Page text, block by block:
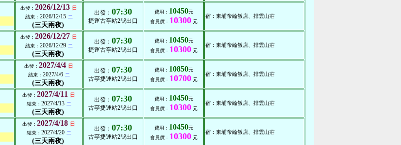
出發： 2026/12/13 日
結束： 2026/12/15 二
(三天兩夜)
出發： 07:30
捷運古亭站2號出口
費用： 10450元
會員價： 10300 元
宿：東埔帝綸飯店、排雲山莊
出發： 2026/12/27 日
結束： 2026/12/29 二
(三天兩夜)
出發： 07:30
捷運古亭站2號出口
費用： 10450元
會員價： 10300 元
宿：東埔帝綸飯店、排雲山莊
出發： 2027/4/4 日
結束： 2027/4/6 二
(三天兩夜)
出發： 07:30
古亭捷運站2號出口
費用： 10850元
會員價： 10700 元
宿：東埔帝綸飯店、排雲山莊
出發： 2027/4/11 日
結束： 2027/4/13 二
(三天兩夜)
出發： 07:30
古亭捷運站2號出口
費用： 10450元
會員價： 10300 元
宿：東埔帝綸飯店、排雲山莊
出發： 2027/4/18 日
結束： 2027/4/20 二
(三天兩夜)
出發： 07:30
古亭捷運站2號出口
費用： 10450元
會員價： 10300 元
宿：東埔帝綸飯店、排雲山莊